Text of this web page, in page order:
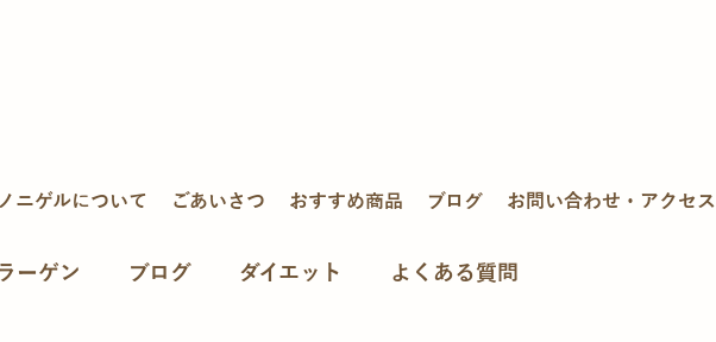
ノニゲルについて ごあいさつ おすすめ商品 ブログ お問い合わせ・アクセス
ーゲン ブログ ダイエット よくある質問